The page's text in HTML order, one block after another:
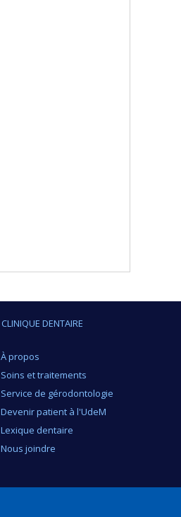
CLINIQUE DENTAIRE
À propos
Soins et traitements
Service de gérodontologie
Devenir patient à l'UdeM
Lexique dentaire
Nous joindre